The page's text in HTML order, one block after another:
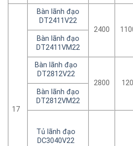
17
Bàn lãnh đạo
DT2411V22
2400
Bàn lãnh đạo
DT2411VM22
Bàn lãnh đạo
DT2812V22
2800
Bàn lãnh đạo
DT2812VM22
Tủ lãnh đạo
DC3040V22